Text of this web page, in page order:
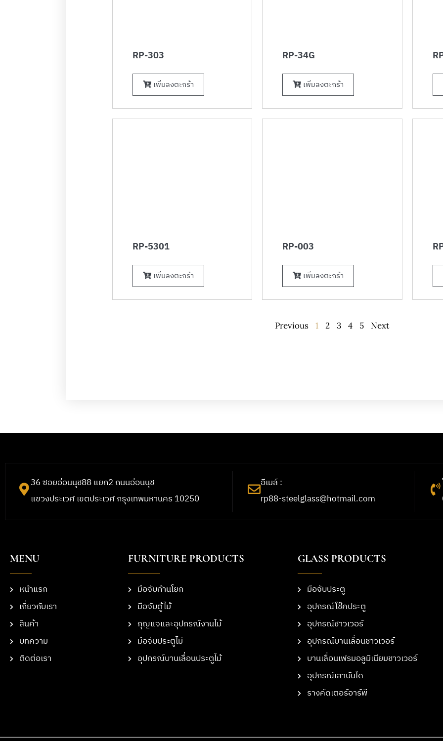
RP-303
เพิ่มลงตะกร้า
RP-34G
เพิ่มลงตะกร้า
RP-5301
เพิ่มลงตะกร้า
RP-003
เพิ่มลงตะกร้า
Previous 1 2 3 4 5 Next
36 ซอยอ่อนนุช88 แยก2 ถนนอ่อนนุช
แขวงประเวศ เขตประเวศ กรุงเทพมหานคร 10250
อีเมล์ :
rp88-steelglass@hotmail.com
MENU
หน้าแรก
เกี่ยวกับเรา
สินค้า
บทความ
ติดต่อเรา
FURNITURE PRODUCTS
มือจับก้านโยก
มือจับตู้ไม้
กุญแจและอุปกรณ์งานไม้
มือจับประตูไม้
อุปกรณ์บานเลื่อนประตูไม้
GLASS PRODUCTS
มือจับประตู
อุปกรณ์โช๊คประตู
อุปกรณ์ชาวเวอร์
อุปกรณ์บานเลื่อนชาวเวอร์
บานเลื่อนเฟรมอลูมิเนียมชาวเวอร์
อุปกรณ์เสาบันได
รางคัดเตอร์อาร์พี